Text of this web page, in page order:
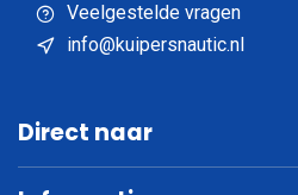
Veelgestelde vragen
info@kuipersnautic.nl
Direct naar